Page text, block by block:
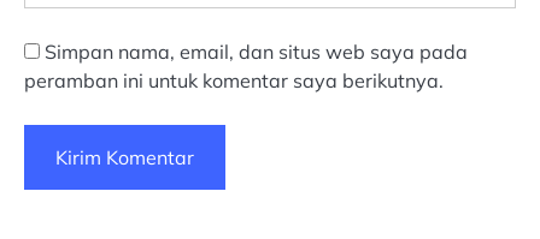
Simpan nama, email, dan situs web saya pada
peramban ini untuk komentar saya berikutnya.